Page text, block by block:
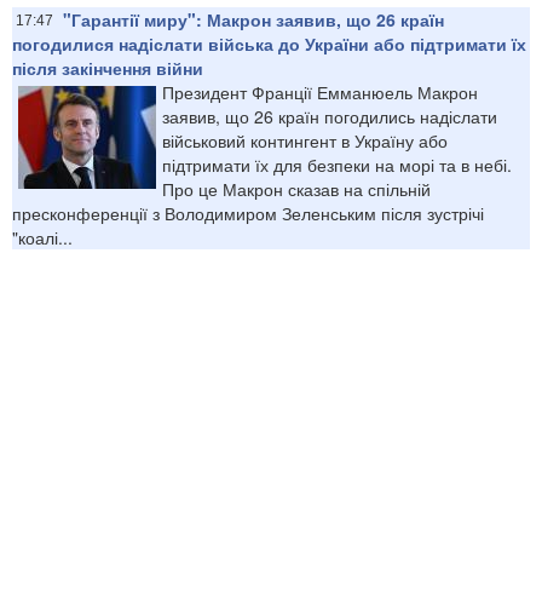
17:47
"Гарантії миру": Макрон заявив, що 26 країн
погодилися надіслати війська до України або підтримати їх
після закінчення війни
Президент Франції Емманюель Макрон
заявив, що 26 країн погодились надіслати
військовий контингент в Україну або
підтримати їх для безпеки на морі та в небі.
Про це Макрон сказав на спільній
пресконференції з Володимиром Зеленським після зустрічі
"коалі...